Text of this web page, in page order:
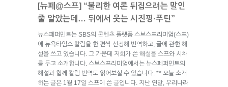
[뉴페@스프] “불리한 여론 뒤집으려는 말인
줄 알았는데… 뒤에서 웃는 시진핑·푸틴”
뉴스페퍼민트는 SBS의 콘텐츠 플랫폼 스브스프리미엄(스프)
에 뉴욕타임스 칼럼을 한 편씩 선정해 번역하고, 글에 관한 해
설을 쓰고 있습니다. 그 가운데 저희가 쓴 해설을 스프와 시차
를 두고 소개합니다. 스브스프리미엄에서는 뉴스페퍼민트의
해설과 함께 칼럼 번역도 읽어보실 수 있습니다. ** 오늘 소개
하는 글은 1월 17일 스프에 쓴 글입니다. 지난 연말, 우리나라